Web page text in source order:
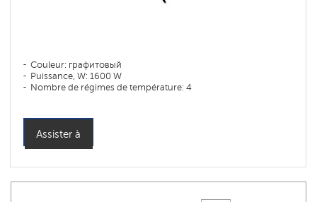
Couleur: графитовый
Puissance, W: 1600 W
Nombre de régimes de température: 4
Assister à